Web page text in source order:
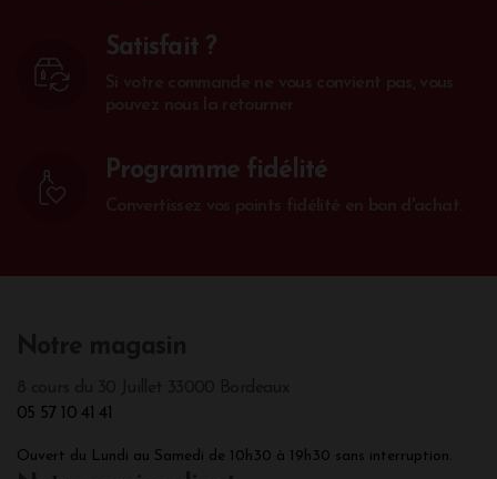
Satisfait ?
Programme fidélité
05 57 10 41 41
Ouvert du Lundi au Samedi de 10h30 à 19h30 sans interruption.